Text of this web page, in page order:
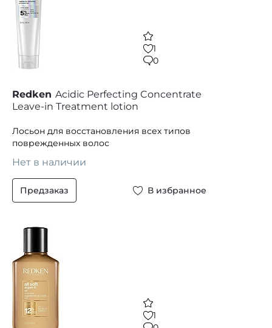
1
0
Redken Acidic Perfecting Concentrate
Leave-in Treatment lotion
Лосьон для восстановления всех типов
поврежденных волос
Нет в наличии
Предзаказ В избранное
1